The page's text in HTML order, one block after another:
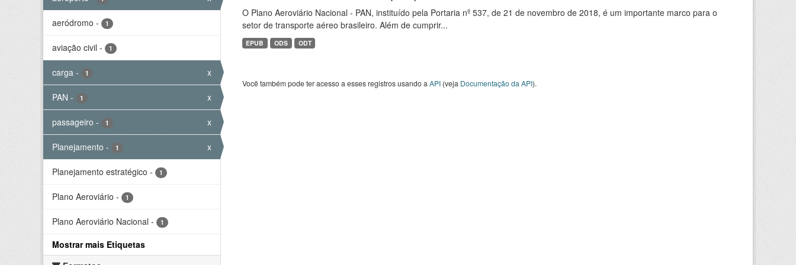
aeródromo - 1
aviação civil - 1
carga - 1 x
PAN - 1 x
passageiro - 1 x
Planejamento - 1 x
Planejamento estratégico - 1
Plano Aeroviário - 1
Plano Aeroviário Nacional - 1
Mostrar mais Etiquetas
O Plano Aeroviário Nacional - PAN, instituído pela Portaria nº 537, de 21 de novembro de 2018, é um importante marco para o
setor de transporte aéreo brasileiro. Além de cumprir...
EPUB ODS ODT
Você também pode ter acesso a esses registros usando a API(veja Documentação da API).